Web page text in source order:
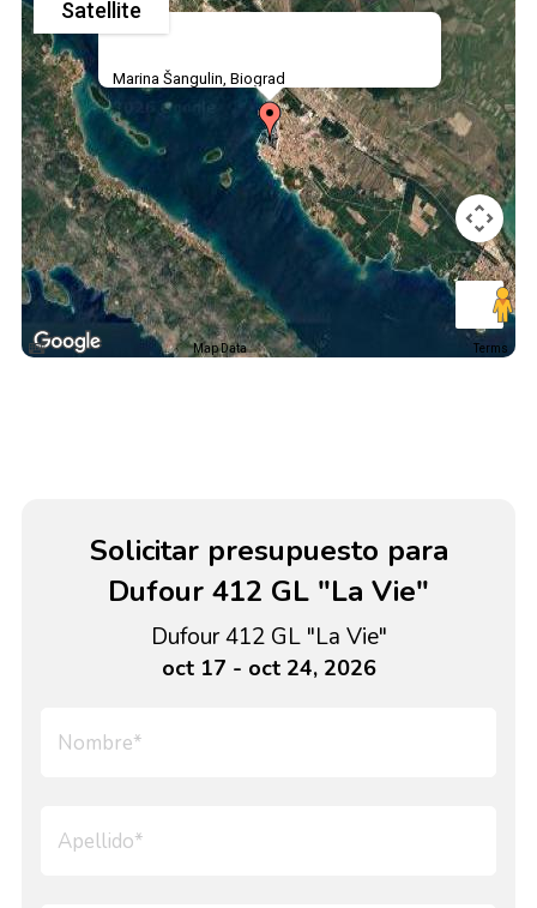
Marina Šangulin, Biograd
Satellite
Map Data Terms
Solicitar presupuesto para
Dufour 412 GL "La Vie"
Dufour 412 GL "La Vie"
oct 17 - oct 24, 2026